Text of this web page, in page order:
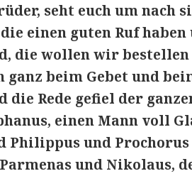
seht euch um nach
einen guten Ruf
die wollen wir bestellen
beim Gebet und
die Rede gefiel der
einen Mann voll
Philippus und
und Nikolaus,